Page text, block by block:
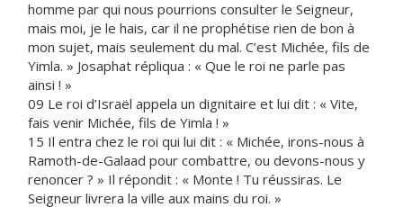
homme par qui nous pourrions consulter le Seigneur,
mais moi, je le hais, car il ne prophétise rien de bon à
mon sujet, mais seulement du mal. C’est Michée, fils de
Yimla. » Josaphat répliqua : « Que le roi ne parle pas
ainsi ! »
09 Le roi d’Israël appela un dignitaire et lui dit : « Vite,
fais venir Michée, fils de Yimla ! »
15 Il entra chez le roi qui lui dit : « Michée, irons-nous à
Ramoth-de-Galaad pour combattre, ou devons-nous y
renoncer ? » Il répondit : « Monte ! Tu réussiras. Le
Seigneur livrera la ville aux mains du roi. »